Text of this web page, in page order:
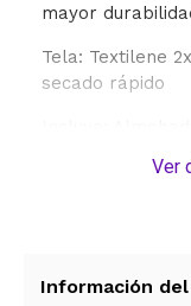
mayor
Tela: Textilene
secado rápido
Sistema:
Ver
Información